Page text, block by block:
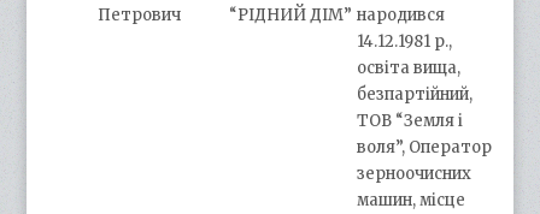
Петрович
“РІДНИЙ ДІМ” народився
14.12.1981 р.,
освіта вища,
безпартійний,
ТОВ “Земля і
воля”, Оператор
зерноочисних
машин, місце